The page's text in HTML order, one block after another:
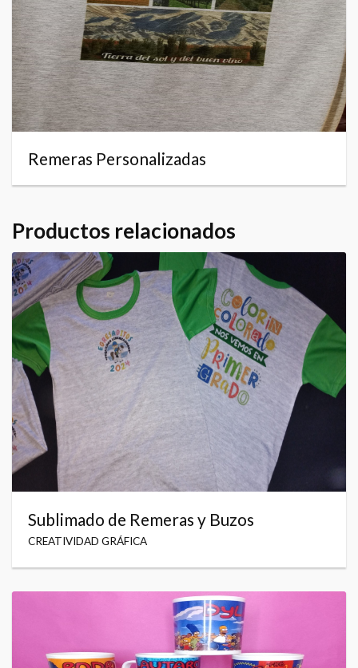
Remeras Personalizadas
Productos relacionados
Sublimado de Remeras y Buzos
CREATIVIDAD GRÁFICA